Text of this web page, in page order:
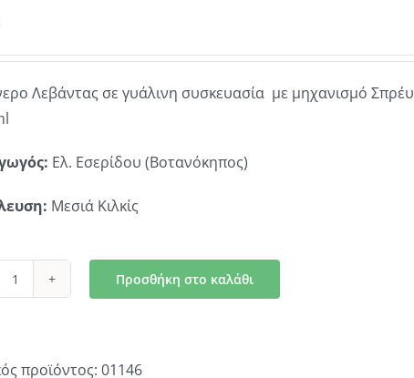
Λεβάντας σε γυάλινη συσκευασία με μηχανισμό Σπρέυ
Ελ. Εσερίδου (Βοτανόκηπος)
Μεσιά Κιλκίς
Ανθόνερο
Προσθήκη στο καλάθι
προϊόντος: 01146